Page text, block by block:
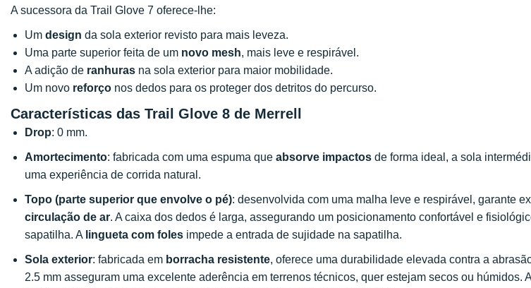
A sucessora da Trail Glove 7 oferece-lhe:
Um design da sola exterior revisto para mais leveza.
Uma parte superior feita de um novo mesh, mais leve e respirável.
A adição de ranhuras na sola exterior para maior mobilidade.
Um novo reforço nos dedos para os proteger dos detritos do percurso.
Características das Trail Glove 8 de Merrell
Drop: 0 mm.
Amortecimento: fabricada com uma espuma que absorve impactos de forma ideal, a sola
uma experiência de corrida natural.
Topo (parte superior que envolve o pé): desenvolvida com uma malha leve e respirável, garante
circulação de ar. A caixa dos dedos é larga, assegurando um posicionamento confortável e
sapatilha. A lingueta com foles impede a entrada de sujidade na sapatilha.
Sola exterior: fabricada em borracha resistente, oferece uma durabilidade elevada contra a
2.5 mm asseguram uma excelente aderência em terrenos técnicos, quer estejam secos ou húmidos.